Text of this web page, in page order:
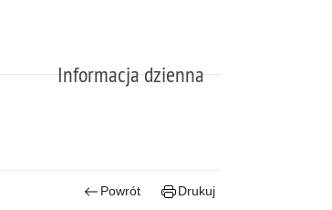
Informacja dzienna
Powrót Drukuj